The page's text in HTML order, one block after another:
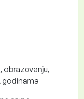
obrazovanju,
godinama